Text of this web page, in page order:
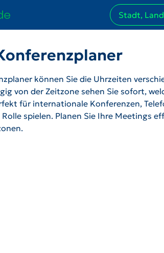
können Sie die Uhrzeiten
von der Zeitzone sehen Sie sofort,
für internationale Konferenzen,
spielen. Planen Sie Ihre Meetings